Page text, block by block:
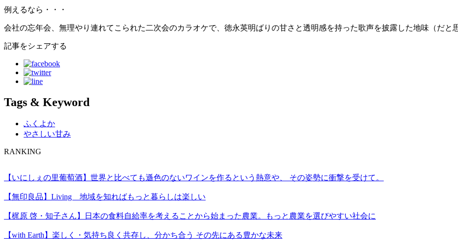
例えるなら・・・
会社の忘年会、無理やり連れてこられた二次会のカラオケで、徳永英明ばりの甘さと透明感を持った歌声を披露した地味（だと
記事をシェアする
Tags & Keyword
ふくよか
やさしい甘み
RANKING
【いにしぇの里葡萄酒】世界と比べても遜色のないワインを作るという熱意や、 その姿勢に衝撃を受けて。
【無印良品】Living 地域を知ればもっと暮らしは楽しい
【梶原 啓・知子さん】日本の食料自給率を考えることから始まった農業。もっと農業を選びやすい社会に
【with Earth】楽しく・気持ち良く共存し、分かち合う その先にある豊かな未来